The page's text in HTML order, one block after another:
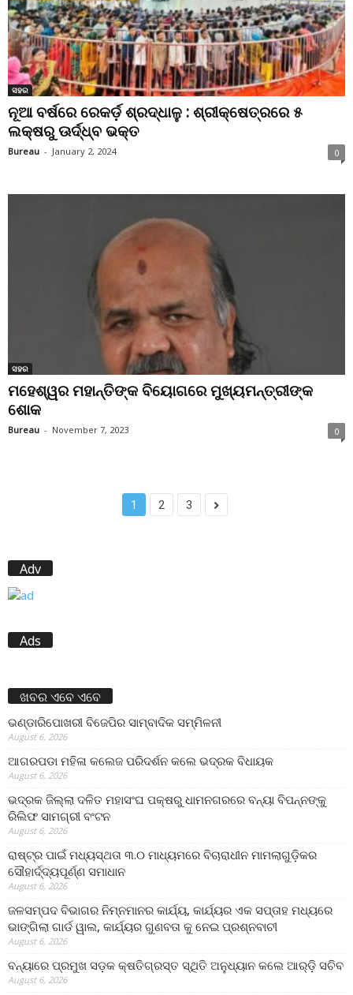
ସହର
ନୂଆ ବର୍ଷରେ ରେକର୍ଡ଼ ଶ୍ରଦ୍ଧାଳୁ : ଶ୍ରୀକ୍ଷେତ୍ରରେ ୫
ଲକ୍ଷରୁ ଊର୍ଦ୍ଧ୍ବ ଭକ୍ତ
Bureau - January 2, 2024 0
ସହର
ମହେଶ୍ୱର ମହାନ୍ତିଙ୍କ ବିୟୋଗରେ ମୁଖ୍ୟମନ୍ତ୍ରୀଙ୍କ
ଶୋକ
Bureau - November 7, 2023 0
1 2 3
Adv
Ads
ଖବର ଏବେ ଏବେ
ଭଣ୍ଡାରିପୋଖରୀ ବିଜେପିର ସାମ୍ବାଦିକ ସମ୍ମିଳନୀ
August 6, 2026
ଆଗରପଡା ମହିଳା କଲେଜ ପରିଦର୍ଶନ କଲେ ଭଦ୍ରକ ବିଧାୟକ
August 6, 2026
ଭଦ୍ରକ ଜିଲ୍ଲା ଦଳିତ ମହାସଂଘ ପକ୍ଷରୁ ଧାମନଗରରେ ବନ୍ୟା ବିପନ୍ନଙ୍କୁ
ରିଲିଫ ସାମଗ୍ରୀ ବଂଟନ
August 6, 2026
ରାଷ୍ଟ୍ର ପାଇଁ ମଧ୍ୟସ୍ଥତା ୩.୦ ମାଧ୍ୟମରେ ବିଚାରାଧୀନ ମାମଲାଗୁଡ଼ିକର
ସୌହାର୍ଦ୍ଦ୍ୟପୂର୍ଣ୍ଣ ସମାଧାନ
August 6, 2026
ଜଳସମ୍ପଦ ବିଭାଗର ନିମ୍ନମାନର କାର୍ଯ୍ୟ, କାର୍ଯ୍ୟର ଏକ ସପ୍ତାହ ମଧ୍ୟରେ
ଭାଙ୍ଗିଲା ଗାର୍ଡ ୱାଲ, କାର୍ଯ୍ୟର ଗୁଣବତା କୁ ନେଇ ପ୍ରଶ୍ନବାଚୀ
August 6, 2026
ବନ୍ୟାରେ ପ୍ରମୁଖ ସଡ଼କ କ୍ଷତିଗ୍ରସ୍ତ ସ୍ଥିତି ଅନୁଧ୍ୟାନ କଲେ ଆର୍‌ଡ଼ି ସଚିବ
August 6, 2026